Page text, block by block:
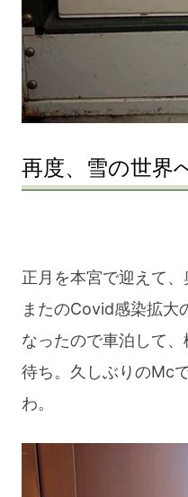
再度、雪の世界
正月を本宮で迎えて、
またのCovid感染拡大
なったので車泊して
待ち。久しぶりのMc
わ。